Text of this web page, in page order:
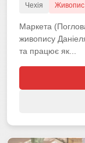
Чехія Живопис
Маркета
живопису
та працює як...